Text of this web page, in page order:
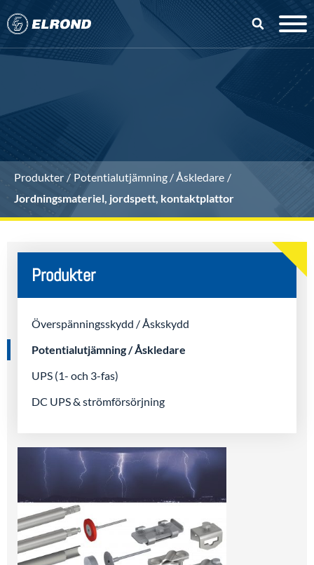
Produkter
Potentialutjämning / Åskledare
Jordningsmateriel, jordspett, kontaktplattor
Produkter
Överspänningsskydd / Åskskydd
Potentialutjämning / Åskledare
UPS (1- och 3-fas)
DC UPS & strömförsörjning